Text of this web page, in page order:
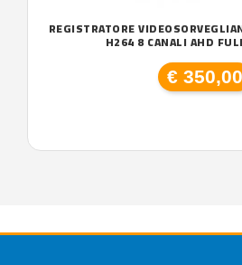
REGISTRATORE
H264 8 CANALI AHD
€ 350,00